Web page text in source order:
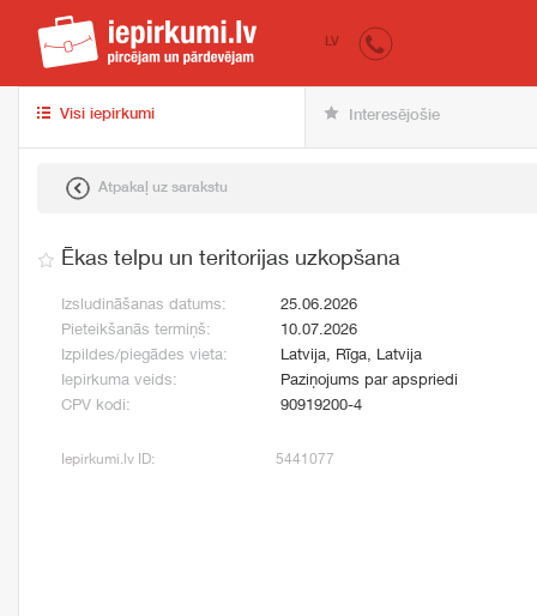
iepirkumi.lv
LV
Visi iepirkumi Interesējošie
Atpakaļ uz sarakstu
Ēkas telpu un teritorijas uzkopšana
Izsludināšanas datums:
25.06.2026
Pieteikšanās termiņš:
10.07.2026
Izpildes/piegādes vieta:
Latvija, Rīga, Latvija
Iepirkuma veids:
Paziņojums par apspriedi
CPV kodi:
90919200-4
Iepirkumi.lv ID: 5441077